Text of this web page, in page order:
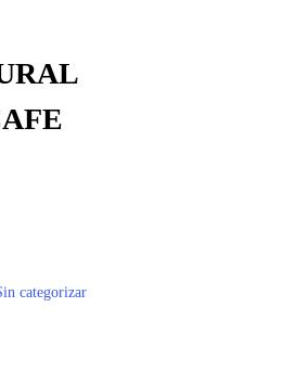
categorizar